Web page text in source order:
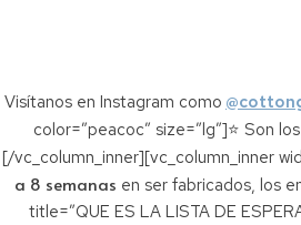
Visítanos en Instagram como
color=”peacoc” size=”lg”]⭐ Son
[/vc_column_inner][vc_column_inner
a 8 semanas en ser fabricados, los
title=”QUE ES LA LISTA DE